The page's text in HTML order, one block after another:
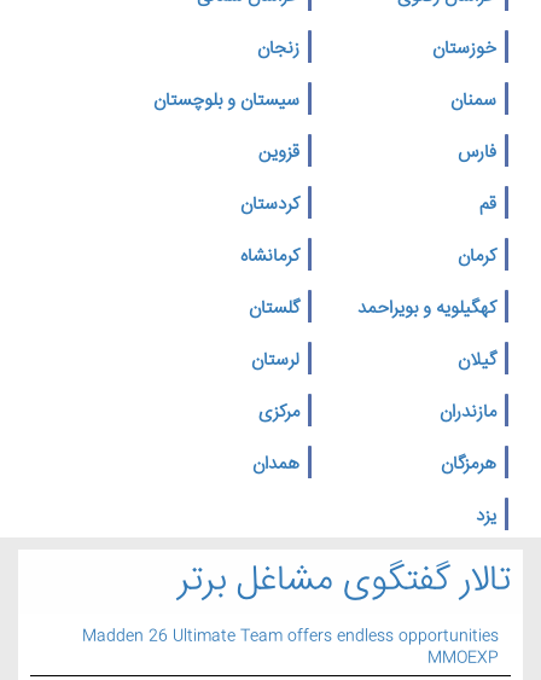
خوزستان
زنجان
سمنان
سیستان و بلوچستان
فارس
قزوین
قم
کردستان
کرمان
کرمانشاه
کهگیلویه و بویراحمد
گلستان
گیلان
لرستان
مازندران
مرکزی
هرمزگان
همدان
یزد
تالار گفتگوی مشاغل برتر
Madden 26 Ultimate Team offers endless opportunities
MMOEXP